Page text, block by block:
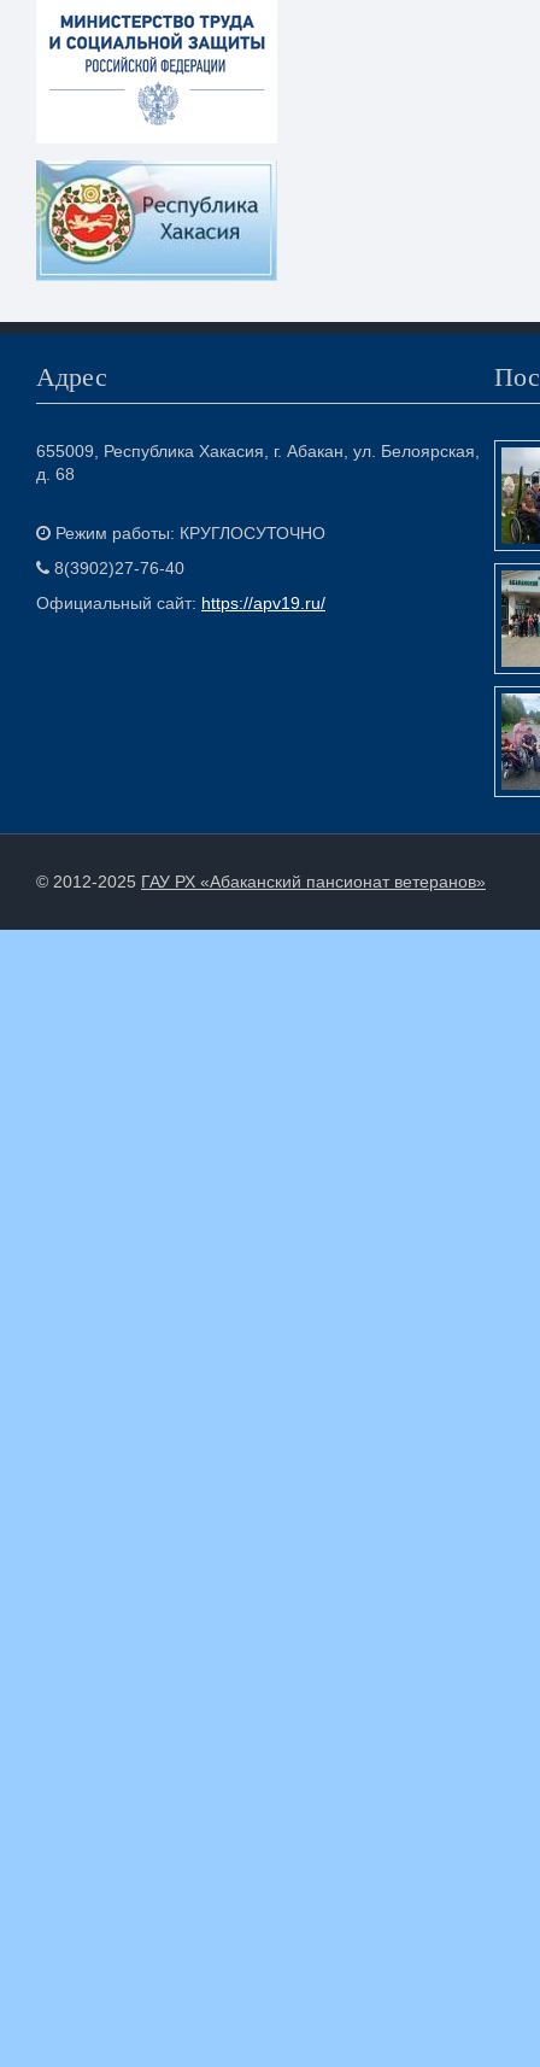
Адрес
655009, Республика Хакасия, г. Абакан, ул. Белоярская,
д. 68
Режим работы: КРУГЛОСУТОЧНО
8(3902)27-76-40
Официальный сайт: https://apv19.ru/
© 2012-2025 ГАУ РХ «Абаканский пансионат ветеранов»